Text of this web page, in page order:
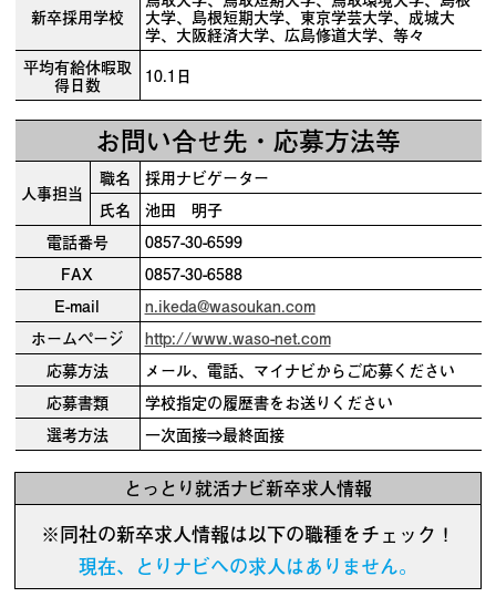
新卒採用学校 大学、島根短期大学、東京学芸大学、成城大
学、大阪経済大学、広島修道大学、等々
平均有給休暇取
得日数 10.1日
お問い合せ先・応募方法等
人事担当
職名
採用ナビゲーター
氏名
池田 明子
電話番号
0857-30-6599
FAX
0857-30-6588
E-mail
n.ikeda@wasoukan.com
ホームページ
http://www.waso-net.com
応募方法
メール、電話、マイナビからご応募ください
応募書類
学校指定の履歴書をお送りください
選考方法
一次面接⇒最終面接
とっとり就活ナビ新卒求人情報
※同社の新卒求人情報は以下の職種をチェック！
現在、とりナビへの求人はありません。